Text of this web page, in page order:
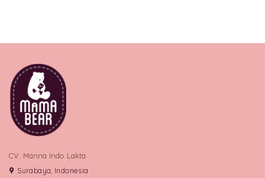
CV. Manna Indo Lakta
Surabaya, Indonesia